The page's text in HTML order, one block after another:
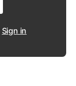
Sign in